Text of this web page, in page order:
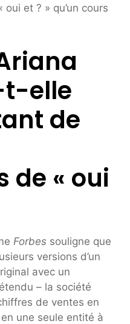
et ? » qu’un cours
t-elle
de
de « oui
Forbes souligne que
versions d’un
avec un
– la société
de ventes en
une seule entité à